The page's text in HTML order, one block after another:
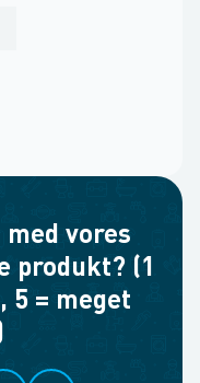
vores
produkt? (1
5 = meget